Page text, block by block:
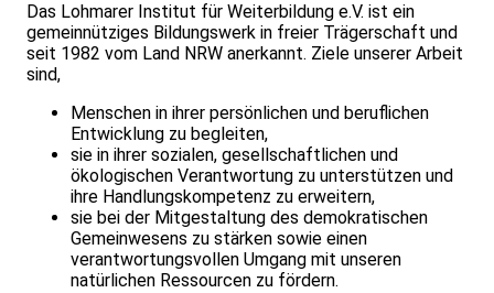
Das Lohmarer Institut für Weiterbildung e.V. ist ein
gemeinnütziges Bildungswerk in freier Trägerschaft und
seit 1982 vom Land NRW anerkannt. Ziele unserer Arbeit
sind,
Menschen in ihrer persönlichen und beruflichen
Entwicklung zu begleiten,
sie in ihrer sozialen, gesellschaftlichen und
ökologischen Verantwortung zu unterstützen und
ihre Handlungskompetenz zu erweitern,
sie bei der Mitgestaltung des demokratischen
Gemeinwesens zu stärken sowie einen
verantwortungsvollen Umgang mit unseren
natürlichen Ressourcen zu fördern.